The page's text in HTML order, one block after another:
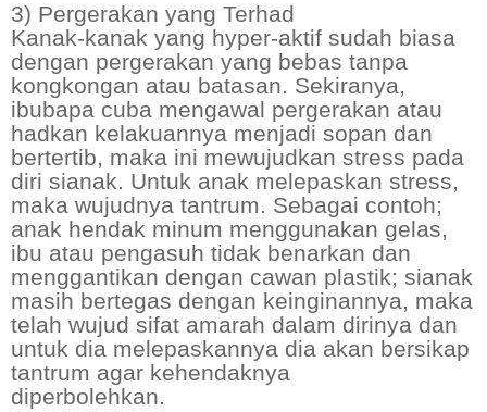
3) Pergerakan yang Terhad
Kanak-kanak yang hyper-aktif sudah biasa
dengan pergerakan yang bebas tanpa
kongkongan atau batasan. Sekiranya,
ibubapa cuba mengawal pergerakan atau
hadkan kelakuannya menjadi sopan dan
bertertib, maka ini mewujudkan stress pada
diri sianak. Untuk anak melepaskan stress,
maka wujudnya tantrum. Sebagai contoh;
anak hendak minum menggunakan gelas,
ibu atau pengasuh tidak benarkan dan
menggantikan dengan cawan plastik; sianak
masih bertegas dengan keinginannya, maka
telah wujud sifat amarah dalam dirinya dan
untuk dia melepaskannya dia akan bersikap
tantrum agar kehendaknya
diperbolehkan.